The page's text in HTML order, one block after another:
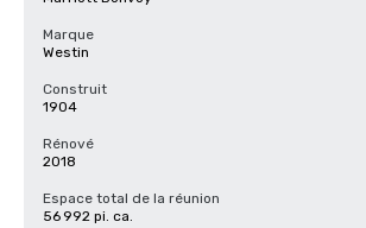
Marque
Westin
Construit
1904
Rénové
2018
Espace total de la réunion
56 992 pi. ca.